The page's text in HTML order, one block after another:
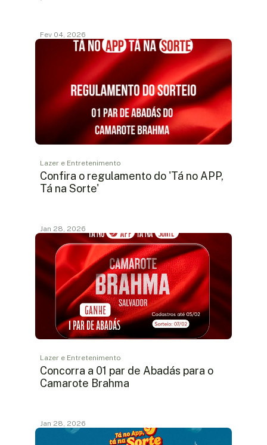
Fev 04, 2026
Lazer e Entretenimento
Confira o regulamento do 'Tá no APP,
Tá na Sorte'
Jan 28, 2026
Lazer e Entretenimento
Concorra a 01 par de Abadás para o
Camarote Brahma
Jan 28, 2026